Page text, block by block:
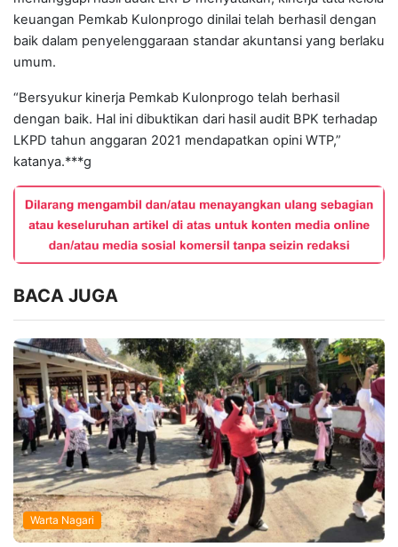
keuangan Pemkab Kulonprogo dinilai telah berhasil dengan
baik dalam penyelenggaraan standar akuntansi yang berlaku
umum.
“Bersyukur kinerja Pemkab Kulonprogo telah berhasil
dengan baik. Hal ini dibuktikan dari hasil audit BPK terhadap
LKPD tahun anggaran 2021 mendapatkan opini WTP,”
katanya.***g
BACA JUGA
Warta Nagari